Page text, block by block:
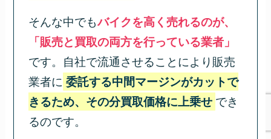
そんな中でもバイクを高く売れるのが、
「販売と買取の両方を行っている業者」
です。自社で流通させることにより販売
業者に 委託する中間マージンがカットで
きるため、その分買取価格に上乗せ でき
るのです。